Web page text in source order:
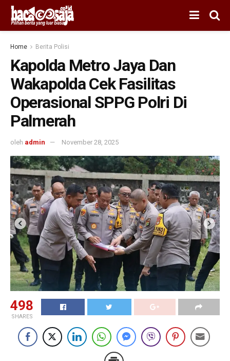
Home Berita Polisi
Kapolda Metro Jaya Dan
Wakapolda Cek Fasilitas
Operasional SPPG Polri Di
Palmerah
oleh admin November 28, 2025
498
SHARES